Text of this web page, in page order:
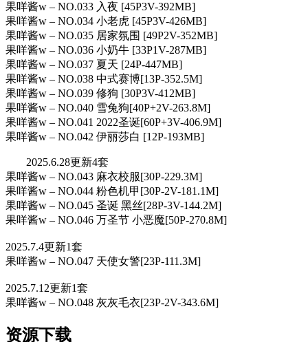
果咩酱w – NO.033 入夜 [45P3V-392MB]
果咩酱w – NO.034 小老虎 [45P3V-426MB]
果咩酱w – NO.035 居家氛围 [49P2V-352MB]
果咩酱w – NO.036 小奶牛 [33P1V-287MB]
果咩酱w – NO.037 夏天 [24P-447MB]
果咩酱w – NO.038 中式赛博[13P-352.5M]
果咩酱w – NO.039 修狗 [30P3V-412MB]
果咩酱w – NO.040 雪兔狗[40P+2V-263.8M]
果咩酱w – NO.041 2022圣诞[60P+3V-406.9M]
果咩酱w – NO.042 伊丽莎白 [12P-193MB]
2025.6.28更新4套
果咩酱w – NO.043 麻衣校服[30P-229.3M]
果咩酱w – NO.044 粉色机甲[30P-2V-181.1M]
果咩酱w – NO.045 圣诞 黑丝[28P-3V-144.2M]
果咩酱w – NO.046 万圣节 小恶魔[50P-270.8M]
2025.7.4更新1套
果咩酱w – NO.047 天使女警[23P-111.3M]
2025.7.12更新1套
果咩酱w – NO.048 灰灰毛衣[23P-2V-343.6M]
资源下载